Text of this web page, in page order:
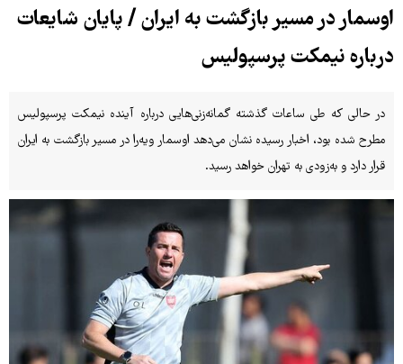
اوسمار در مسیر بازگشت به ایران / پایان شایعات
درباره نیمکت پرسپولیس
در حالی که طی ساعات گذشته گمانه‌زنی‌هایی درباره آینده نیمکت پرسپولیس
مطرح شده بود، اخبار رسیده نشان می‌دهد اوسمار ویه‌را در مسیر بازگشت به ایران
قرار دارد و به‌زودی به تهران خواهد رسید.